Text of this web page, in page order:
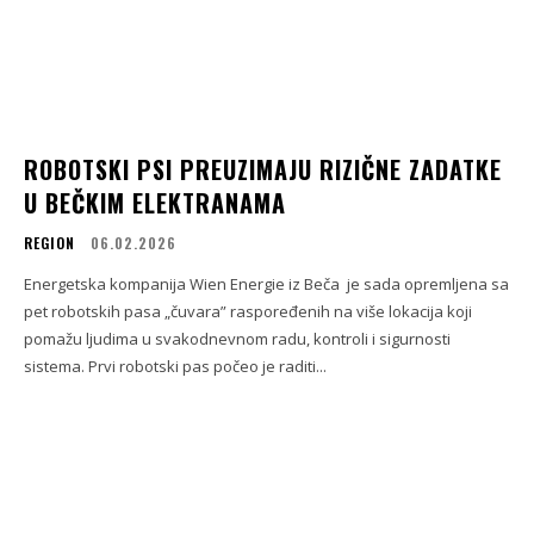
ROBOTSKI PSI PREUZIMAJU RIZIČNE ZADATKE
U BEČKIM ELEKTRANAMA
REGION 06.02.2026
Energetska kompanija Wien Energie iz Beča je sada opremljena sa
pet robotskih pasa „čuvara” raspoređenih na više lokacija koji
pomažu ljudima u svakodnevnom radu, kontroli i sigurnosti
sistema. Prvi robotski pas počeo je raditi...